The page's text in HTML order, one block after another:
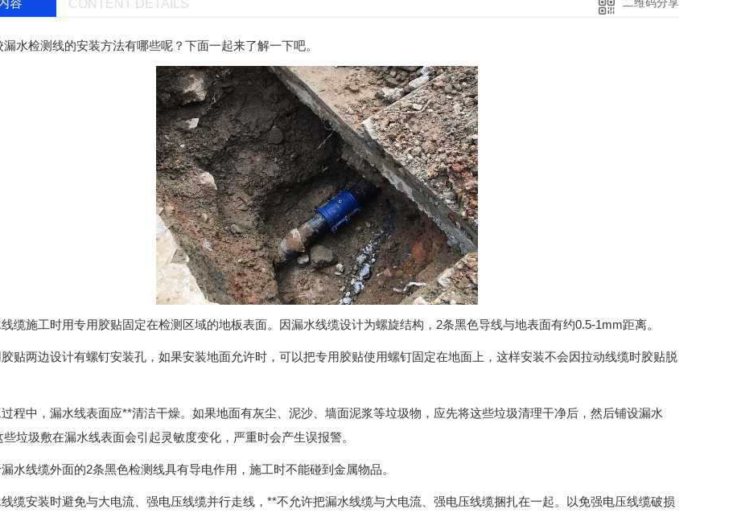
容 CONTENT DETAILS 二维码分享
漏水检测线的安装方法有哪些呢？下面一起来了解一下吧。
缆施工时用专用胶贴固定在检测区域的地板表面。因漏水线缆设计为螺旋结构，2条黑色导线与地表面有约0.5-1mm距离。
贴两边设计有螺钉安装孔，如果安装地面允许时，可以把专用胶贴使用螺钉固定在地面上，这样安装不会因拉动线缆时胶贴脱
程中，漏水线表面应**清洁干燥。如果地面有灰尘、泥沙、墙面泥浆等垃圾物，应先将这些垃圾清理干净后，然后铺设漏水
垃圾敷在漏水线表面会引起灵敏度变化，严重时会产生误报警。
水线缆外面的2条黑色检测线具有导电作用，施工时不能碰到金属物品。
缆安装时避免与大电流、强电压线缆并行走线，**不允许把漏水线缆与大电流、强电压线缆捆扎在一起。以免强电压线缆破损